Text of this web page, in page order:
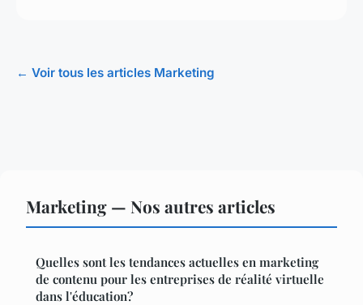
← Voir tous les articles Marketing
Marketing — Nos autres articles
Quelles sont les tendances actuelles en marketing
de contenu pour les entreprises de réalité virtuelle
dans l'éducation?